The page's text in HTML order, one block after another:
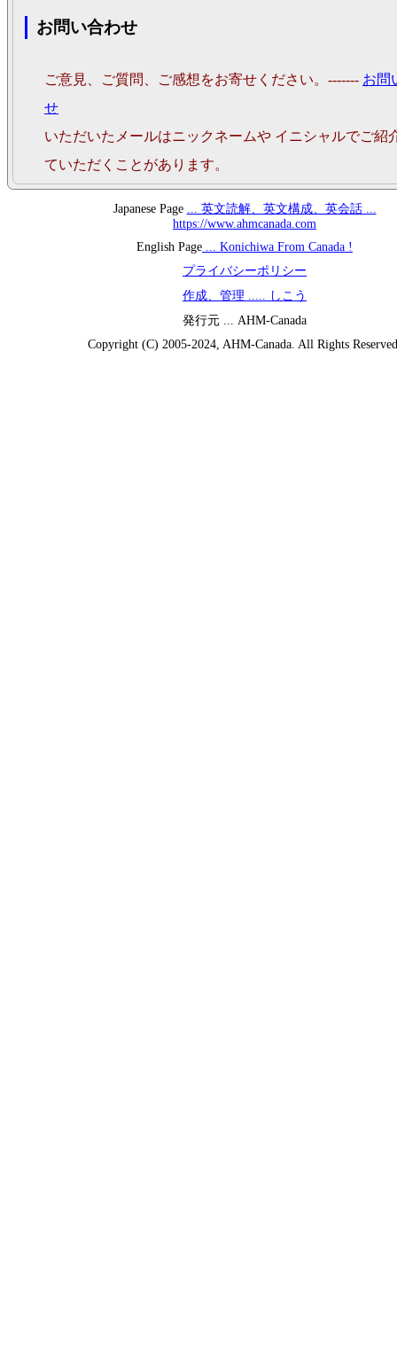
お問い合わせ
ご意見、ご質問、ご感想をお寄せください。------- お問
せ
いただいたメールはニックネームや イニシャルでご紹
ていただくことがあります。
Japanese Page ... 英文読解、英文構成、英会話 ...
https://www.ahmcanada.com
English Page ... Konichiwa From Canada !
プライバシーポリシー
作成、管理 ..... しこう
発行元 ... AHM-Canada
Copyright (C) 2005-2024, AHM-Canada. All Rights